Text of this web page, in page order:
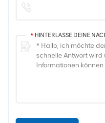
* HINTERLASSE DEINE